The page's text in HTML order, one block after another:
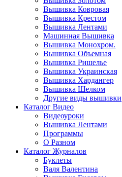
Вышивка Ковровая
Вышивка Крестом
Вышивка Лентами
Машинная Вышивка
Вышивка Монохром.
Вышивка Объемная
Вышивка Ришелье
Вышивка Украинская
Вышивка Хардангер
Вышивка Шелком
Другие виды вышивки
Каталог Видео
Видеоуроки
Вышивка Лентами
Программы
О Разном
Каталог Журналов
Буклеты
Валя Валентина